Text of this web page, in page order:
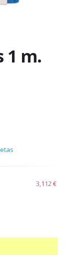
1 m.
3,112 €